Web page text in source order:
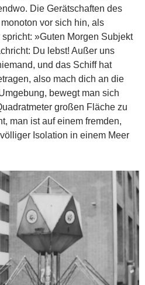
Die Gerätschaften des
vor sich hin, als
»Guten Morgen Subjekt
Du lebst! Außer uns
und das Schiff hat
also mach dich an die
bewegt man sich
großen Fläche zu
man ist auf einem fremden,
Isolation in einem Meer